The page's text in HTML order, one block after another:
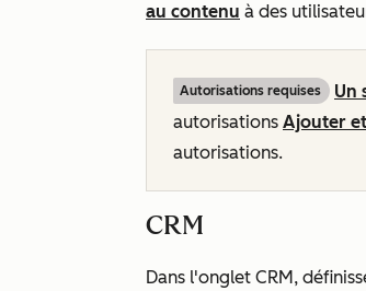
au contenu à des
Autorisations requises Un
autorisations Ajouter
autorisations.
CRM
Dans l'onglet CRM,